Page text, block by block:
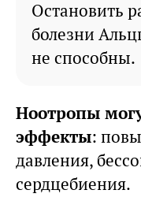
Остановить
болезни
не способны.
Ноотропы
эффекты:
давления,
сердцебиения.